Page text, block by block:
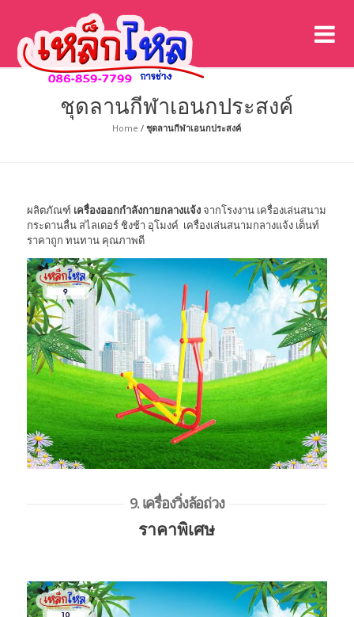
ชุดลานกีฬาเอนกประสงค์
Home /ชุดลานกีฬาเอนกประสงค์
ผลิตภัณฑ์ เครื่องออกกำลังกายกลางเเจ้งจากโรงงาน เครื่องเล่นสนาม
กระดานลื่น สไลเดอร์ ชิงช้า อุโมงค์ เครื่องเล่นสนามกลางแจ้ง เต็นท์
ราคาถูก ทนทาน คุณภาพดี
9. เครื่องวิ่งล้อถ่วง
ราคาพิเศษ